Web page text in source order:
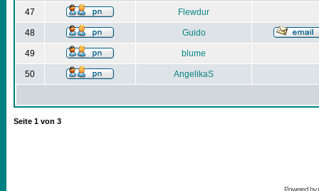
47 Flewdur
48 Guido
49 blume
50 AngelikaS
Seite 1 von 3
Powered by